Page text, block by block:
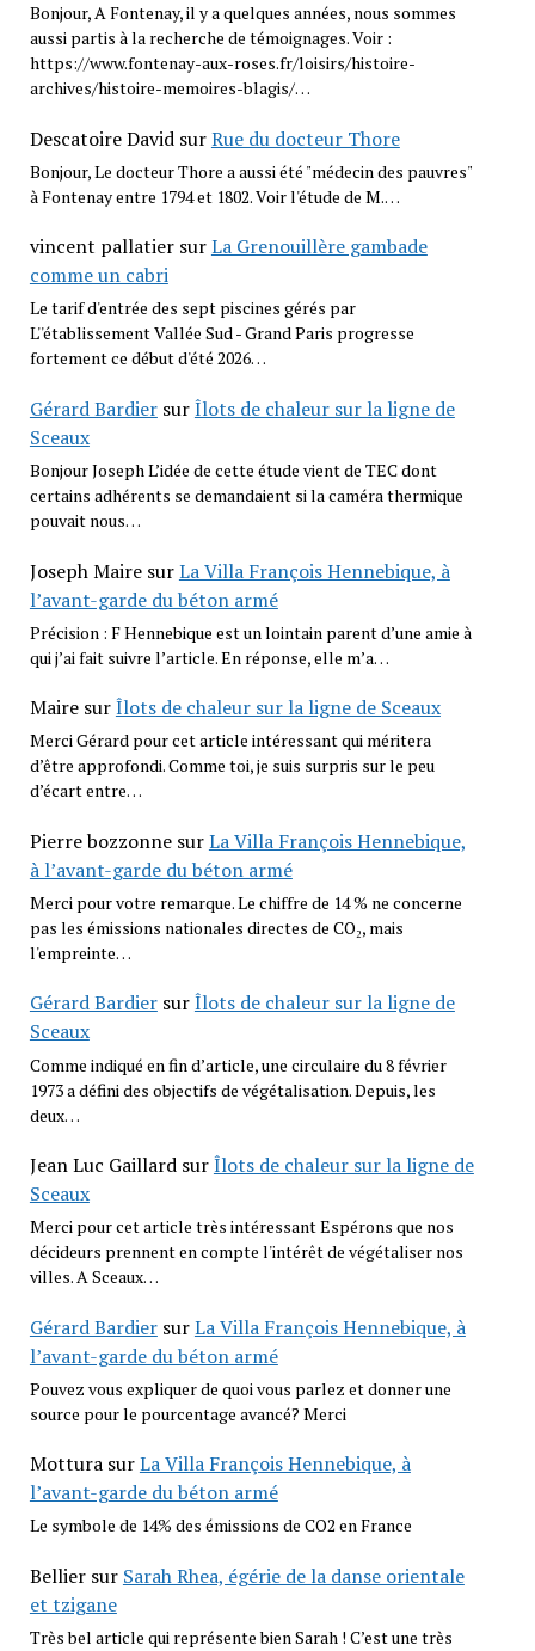
Bonjour, A Fontenay, il y a quelques années, nous sommes
aussi partis à la recherche de témoignages. Voir :
https://www.fontenay-aux-roses.fr/loisirs/histoire-
archives/histoire-memoires-blagis/…
Descatoire DavidsurRue du docteur Thore
Bonjour, Le docteur Thore a aussi été "médecin des pauvres"
à Fontenay entre 1794 et 1802. Voir l'étude de M.…
vincent pallatiersurLa Grenouillère gambade
comme un cabri
Le tarif d'entrée des sept piscines gérés par
L''établissement Vallée Sud - Grand Paris progresse
fortement ce début d'été 2026…
Gérard BardiersurÎlots de chaleur sur la ligne de
Sceaux
Bonjour Joseph L’idée de cette étude vient de TEC dont
certains adhérents se demandaient si la caméra thermique
pouvait nous…
Joseph MairesurLa Villa François Hennebique, à
l’avant-garde du béton armé
Précision : F Hennebique est un lointain parent d’une amie à
qui j’ai fait suivre l’article. En réponse, elle m’a…
MairesurÎlots de chaleur sur la ligne de Sceaux
Merci Gérard pour cet article intéressant qui méritera
d’être approfondi. Comme toi, je suis surpris sur le peu
d’écart entre…
Pierre bozzonnesurLa Villa François Hennebique,
à l’avant-garde du béton armé
Merci pour votre remarque. Le chiffre de 14 % ne concerne
pas les émissions nationales directes de CO₂, mais
l'empreinte…
Gérard BardiersurÎlots de chaleur sur la ligne de
Sceaux
Comme indiqué en fin d’article, une circulaire du 8 février
1973 a défini des objectifs de végétalisation. Depuis, les
deux…
Jean Luc GaillardsurÎlots de chaleur sur la ligne de
Sceaux
Merci pour cet article très intéressant Espérons que nos
décideurs prennent en compte l'intérêt de végétaliser nos
villes. A Sceaux…
Gérard BardiersurLa Villa François Hennebique, à
l’avant-garde du béton armé
Pouvez vous expliquer de quoi vous parlez et donner une
source pour le pourcentage avancé? Merci
MotturasurLa Villa François Hennebique, à
l’avant-garde du béton armé
Le symbole de 14% des émissions de CO2 en France
Belliersur Sarah Rhea, égérie de la danse orientale
et tzigane
Très bel article qui représente bien Sarah ! C’est une très